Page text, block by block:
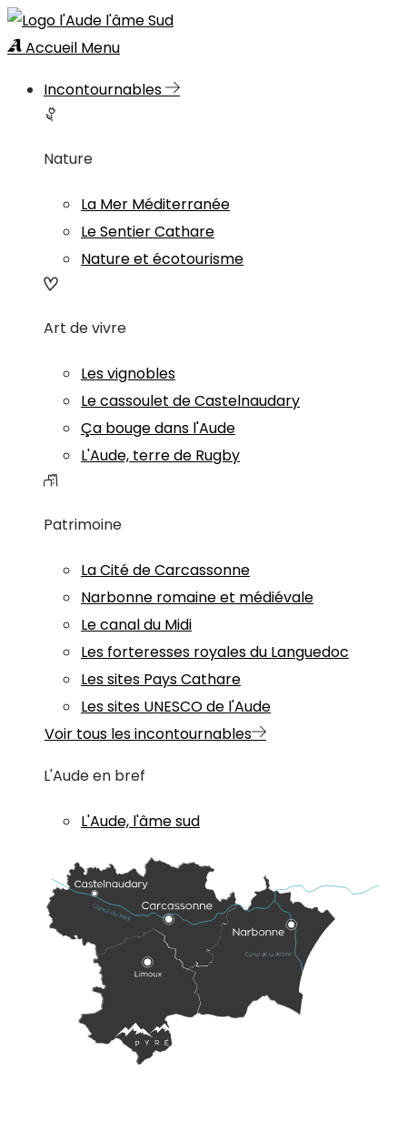
Accueil Menu
Incontournables
Nature
La Mer Méditerranée
Le Sentier Cathare
Nature et écotourisme
Art de vivre
Les vignobles
Le cassoulet de Castelnaudary
Ça bouge dans l'Aude
L'Aude, terre de Rugby
Patrimoine
La Cité de Carcassonne
Narbonne romaine et médiévale
Le canal du Midi
Les forteresses royales du Languedoc
Les sites Pays Cathare
Les sites UNESCO de l'Aude
Voir tous les incontournables
L'Aude en bref
L'Aude, l'âme sud